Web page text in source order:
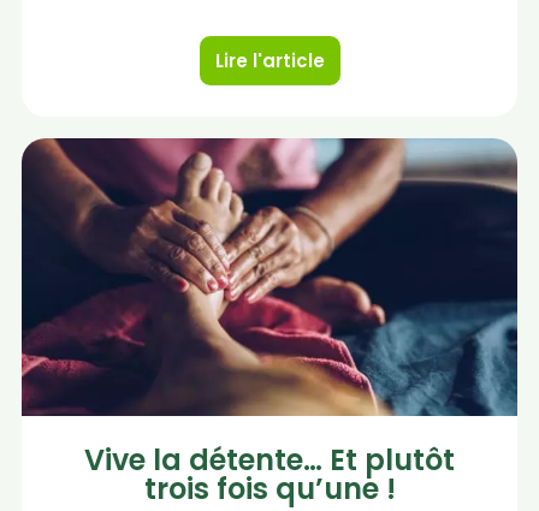
Lire l'article
Vive la détente… Et plutôt
trois fois qu’une !